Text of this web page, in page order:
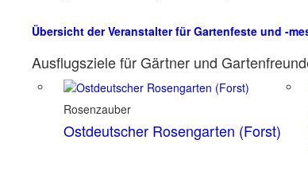
Übersicht der Veranstalter für Gartenfeste und -
Ausflugsziele für Gärtner und
Rosenzauber
Ostdeutscher Rosengarten (Forst)